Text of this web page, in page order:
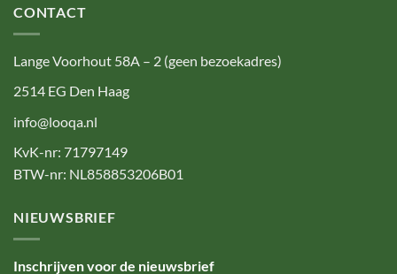
CONTACT
Lange Voorhout 58A – 2 (geen bezoekadres)
2514 EG Den Haag
info@looqa.nl
KvK-nr: 71797149
BTW-nr: NL858853206B01
NIEUWSBRIEF
Inschrijven voor de nieuwsbrief